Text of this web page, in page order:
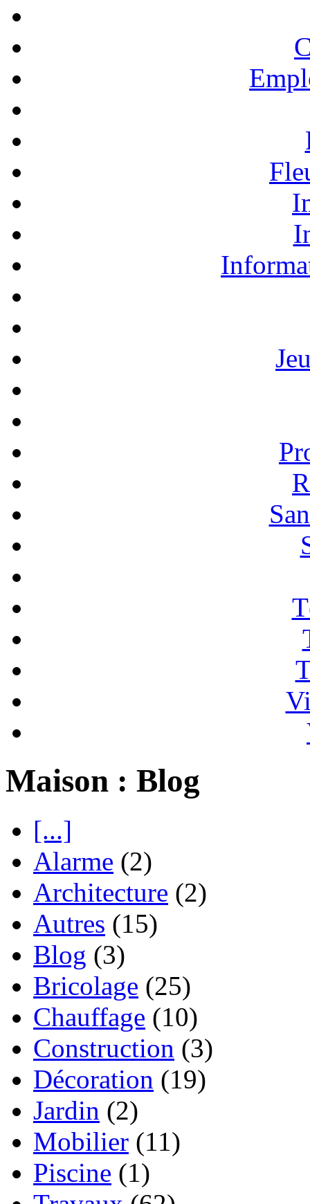
Maison : Blog
[...]
Alarme (2)
Architecture (2)
Autres (15)
Blog (3)
Bricolage (25)
Chauffage (10)
Construction (3)
Décoration (19)
Jardin (2)
Mobilier (11)
Piscine (1)